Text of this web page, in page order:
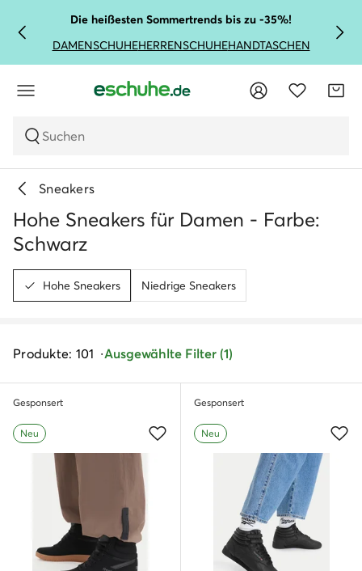
Die heißesten Sommertrends bis zu -35%!
DAMENSCHUHEHERRENSCHUHEHANDTASCHEN
Suchen
Sneakers
Hohe Sneakers für Damen - Farbe:
Schwarz
Hohe Sneakers Niedrige Sneakers
Produkte: 101 Ausgewählte Filter (1)
Gesponsert
Neu
Gesponsert
Neu